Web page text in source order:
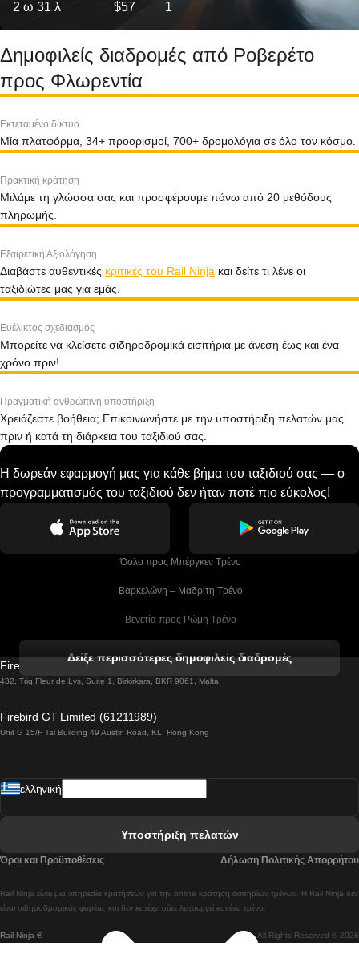
2 ω 31 λ $57 1
Δημοφιλείς διαδρομές από Ροβερέτο
προς Φλωρεντία
Εκτεταμένο δίκτυο
Μία πλατφόρμα, 34+ προορισμοί, 700+ δρομολόγια σε όλο τον κόσμο.
Πρακτική κράτηση
Μιλάμε τη γλώσσα σας και προσφέρουμε πάνω από 20 μεθόδους
πληρωμής.
Εξαιρετική Αξιολόγηση
Διαβάστε αυθεντικές κριτικές του Rail Ninja και δείτε τι λένε οι
ταξιδιώτες μας για εμάς.
Ευέλικτος σχεδιασμός
Μπορείτε να κλείσετε σιδηροδρομικά εισιτήρια με άνεση έως και ένα
χρόνο πριν!
Πραγματική ανθρώπινη υποστήριξη
Χρειάζεστε βοήθεια; Επικοινωνήστε με την υποστήριξη πελατών μας
πριν ή κατά τη διάρκεια του ταξιδιού σας.
Η δωρεάν εφαρμογή μας για κάθε βήμα του ταξιδιού σας — ο
προγραμματισμός του ταξιδιού δεν ήταν ποτέ πιο εύκολος!
Όσλο προς Μπέργκεν Tρένο
Βαρκελώνη – Μαδρίτη Tρένο
Βενετία προς Ρώμη Τρένο
Βιέννη προς Σάλτσμπουργκ Τρένα
Βουδαπέστη προς Πράγα Tρένο
Λισαβόνα προς Λάγος Tρένο
Λισαβόνα προς Μαδρίτη Τρένα
Δείξε περισσότερες δημοφιλείς διαδρομές
Firebird GT Limited (OC 1451)
432, Triq Fleur de Lys, Suite 1, Birkirkara, BKR 9061, Malta
Firebird GT Limited (61211989)
Unit G 15/F Tal Building 49 Austin Road, KL, Hong Kong
Rail Ninja ® All Rights Reserved © 2026
Rail Ninja είναι μια υπηρεσία κρατήσεων για την online κράτηση εισιτηρίων τρένων. Η Rail Ninja δεν
είναι σιδηροδρομικός φορέας και δεν κατέχει ούτε λειτουργεί κανένα τρένο.
ελληνική
Υποστήριξη πελατών
Όροι και Προϋποθέσεις Δήλωση Πολιτικής Απορρήτου